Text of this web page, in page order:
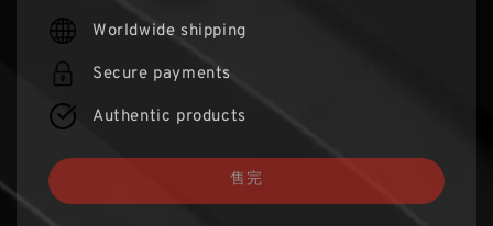
price
Worldwide shipping
Secure payments
Authentic products
售完